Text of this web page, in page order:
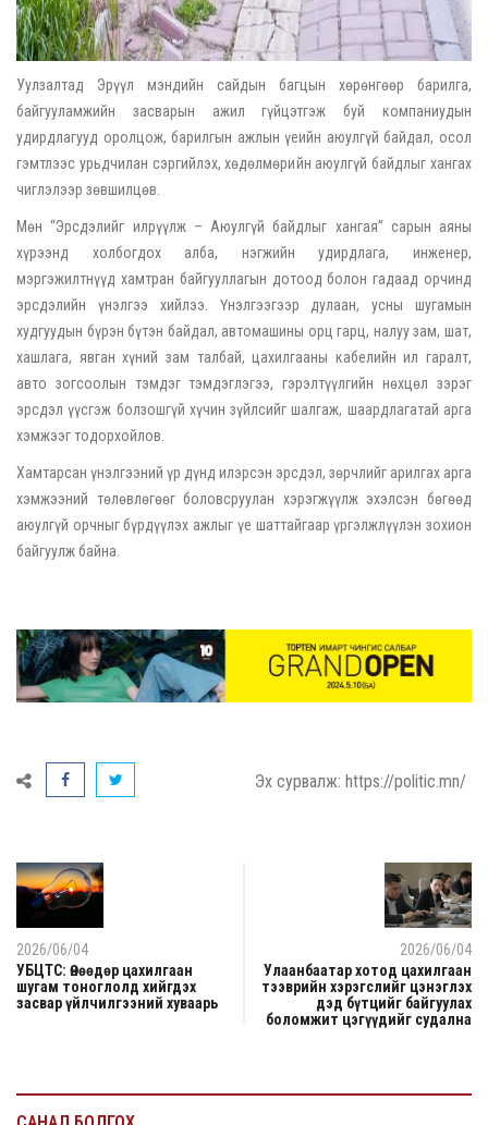
Уулзалтад Эрүүл мэндийн сайдын багцын хөрөнгөөр барилга,
байгууламжийн засварын ажил гүйцэтгэж буй компаниудын
удирдлагууд оролцож, барилгын ажлын үеийн аюулгүй байдал, осол
гэмтлээс урьдчилан сэргийлэх, хөдөлмөрийн аюулгүй байдлыг хангах
чиглэлээр зөвшилцөв.
Мөн “Эрсдэлийг илрүүлж – Аюулгүй байдлыг хангая” сарын аяны
хүрээнд холбогдох алба, нэгжийн удирдлага, инженер,
мэргэжилтнүүд хамтран байгууллагын дотоод болон гадаад орчинд
эрсдэлийн үнэлгээ хийлээ. Үнэлгээгээр дулаан, усны шугамын
худгуудын бүрэн бүтэн байдал, автомашины орц гарц, налуу зам, шат,
хашлага, явган хүний зам талбай, цахилгааны кабелийн ил гаралт,
авто зогсоолын тэмдэг тэмдэглэгээ, гэрэлтүүлгийн нөхцөл зэрэг
эрсдэл үүсгэж болзошгүй хүчин зүйлсийг шалгаж, шаардлагатай арга
хэмжээг тодорхойлов.
Хамтарсан үнэлгээний үр дүнд илэрсэн эрсдэл, зөрчлийг арилгах арга
хэмжээний төлөвлөгөөг боловсруулан хэрэгжүүлж эхэлсэн бөгөөд
аюулгүй орчныг бүрдүүлэх ажлыг үе шаттайгаар үргэлжлүүлэн зохион
байгуулж байна.
Эх сурвалж: https://politic.mn/
2026/06/04
УБЦТС: Өнөөдөр цахилгаан
шугам тоноглолд хийгдэх
засвар үйлчилгээний хуваарь
2026/06/04
Улаанбаатар хотод цахилгаан
тээврийн хэрэгслийг цэнэглэх
дэд бүтцийг байгуулах
боломжит цэгүүдийг судална